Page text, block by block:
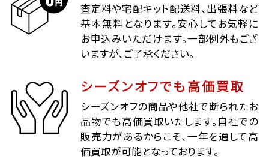
査定料や宅配キット配送料、出張料など
基本無料となります。安心してお気軽に
お申込みいただけます。一部例外もござ
いますが、ご了承ください。
シーズンオフでも高価買取
シーズンオフの商品や他社で断られたお
品物でも高価買取いたします。自社での
販売力があるからこそ、一年を通して高
価買取が可能となっております。